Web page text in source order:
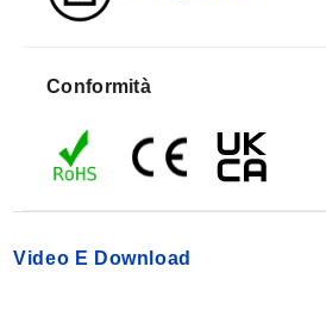
Conformità
Video E Download